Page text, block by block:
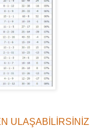
ULAŞABİLİRSİNİZ